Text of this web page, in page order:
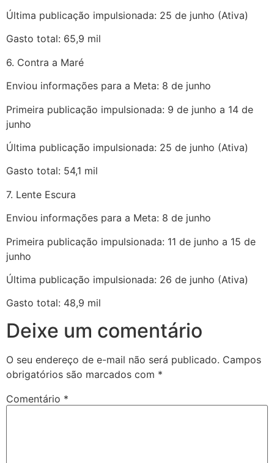
Última publicação impulsionada: 25 de junho (Ativa)
Gasto total: 65,9 mil
6. Contra a Maré
Enviou informações para a Meta: 8 de junho
Primeira publicação impulsionada: 9 de junho a 14 de
junho
Última publicação impulsionada: 25 de junho (Ativa)
Gasto total: 54,1 mil
7. Lente Escura
Enviou informações para a Meta: 8 de junho
Primeira publicação impulsionada: 11 de junho a 15 de
junho
Última publicação impulsionada: 26 de junho (Ativa)
Gasto total: 48,9 mil
Deixe um comentário
O seu endereço de e-mail não será publicado. Campos
obrigatórios são marcados com *
Comentário *